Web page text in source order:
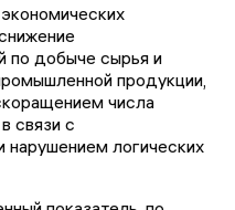
по добыче сырья и
продукции,
числа
связи с
логических